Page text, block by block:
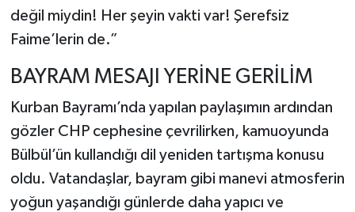
değil miydin! Her şeyin vakti var! Şerefsiz
Faime’lerin de.”
BAYRAM MESAJI YERİNE GERİLİM
Kurban Bayramı’nda yapılan paylaşımın ardından
gözler CHP cephesine çevrilirken, kamuoyunda
Bülbül’ün kullandığı dil yeniden tartışma konusu
oldu. Vatandaşlar, bayram gibi manevi atmosferin
yoğun yaşandığı günlerde daha yapıcı ve